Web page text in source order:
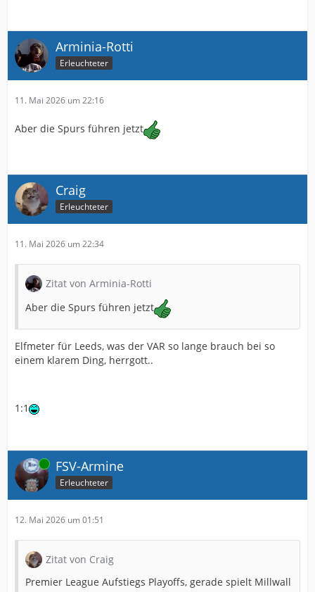
Arminia-Rotti
Erleuchteter
11. Mai 2026 um 22:16
Aber die Spurs führen jetzt
Craig
Erleuchteter
11. Mai 2026 um 22:34
Zitat von Arminia-Rotti
Aber die Spurs führen jetzt
Elfmeter für Leeds, was der VAR so lange brauch bei so
einem klarem Ding, herrgott..
1:1
Online FSV-Armine
Erleuchteter
12. Mai 2026 um 01:51
Zitat von Craig
Premier League Aufstiegs Playoffs, gerade spielt Millwall